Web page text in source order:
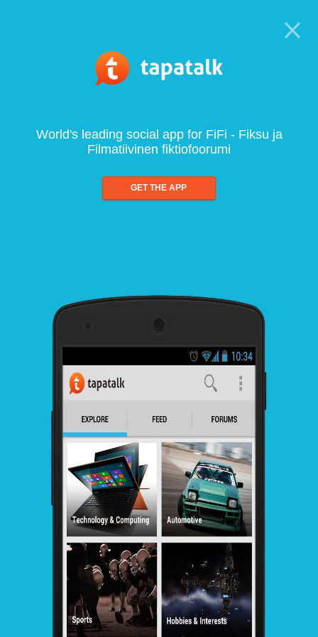
World's leading social app for FiFi - Fiksu ja
Filmatiivinen fiktiofoorumi
GET THE APP